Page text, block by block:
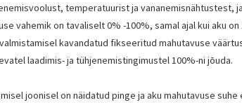
temperatuurist ja vananemisnähtustest,
vahemik on tavaliselt 0% -100%, samal ajal kui aku
kavandatud fikseeritud mahutavuse
laadimis- ja tühjenemistingimustel 100%-ni jõuda.
joonisel on näidatud pinge ja aku mahutavuse